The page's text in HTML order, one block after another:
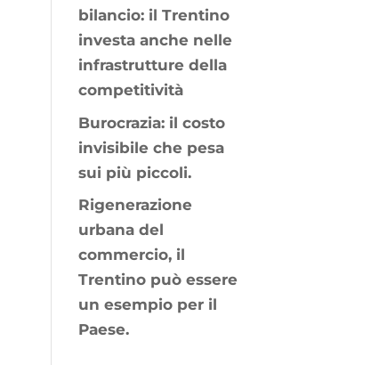
bilancio: il Trentino
investa anche nelle
infrastrutture della
competitività
Burocrazia: il costo
invisibile che pesa
sui più piccoli.
Rigenerazione
urbana del
commercio, il
Trentino può essere
un esempio per il
Paese.